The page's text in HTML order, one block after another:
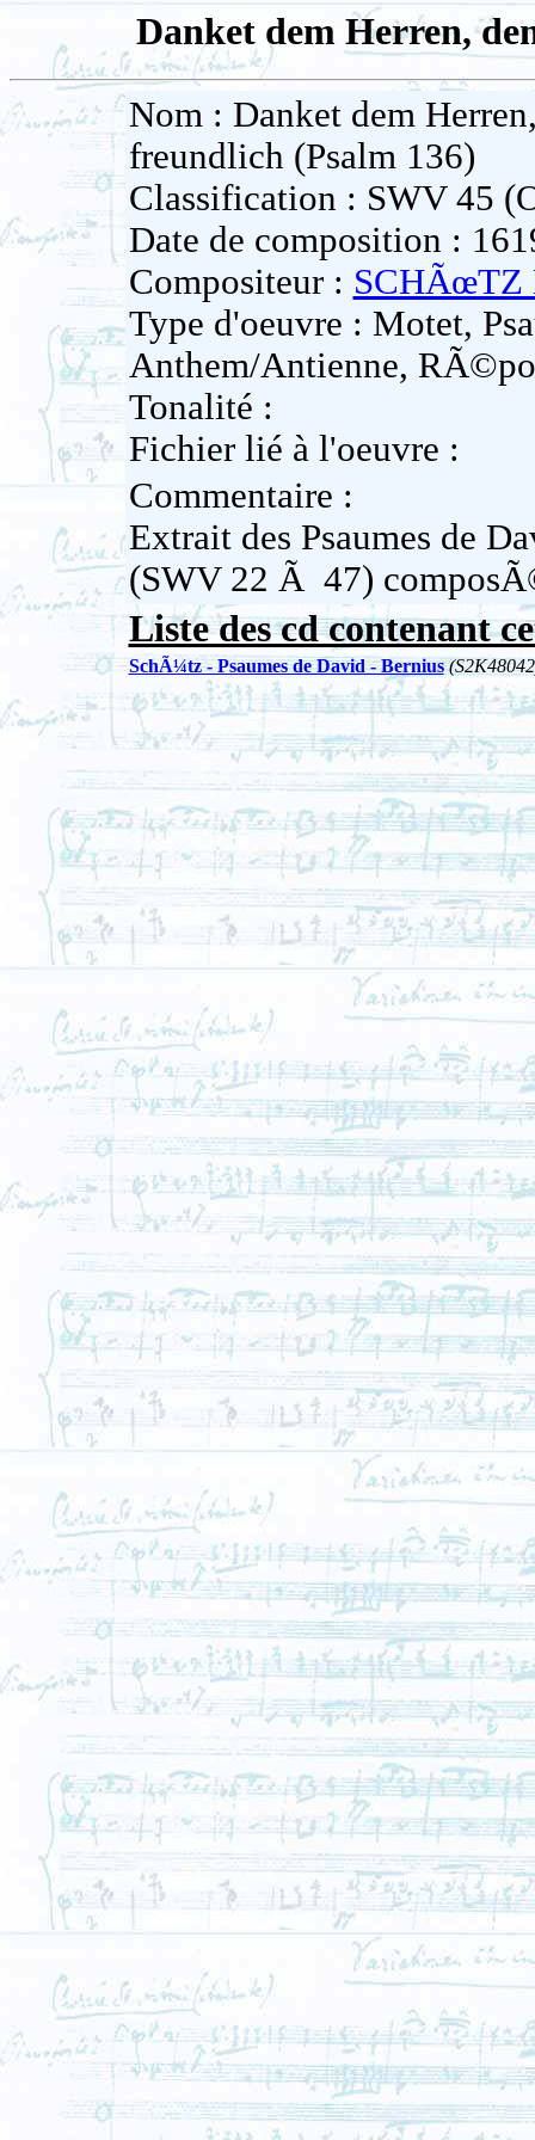
Danket dem Herren,
Nom : Danket dem
freundlich (Psalm 136)
Classification : SWV 45
Date de composition :
Compositeur : SCHÃœTZ
Type d'oeuvre : Motet,
Anthem/Antienne,
Tonalité :
Fichier lié à l'oeuvre :
Commentaire :
Extrait des Psaumes de
(SWV 22 Ã 47)
Liste des cd contenant
SchÃ¼tz - Psaumes de David - Bernius